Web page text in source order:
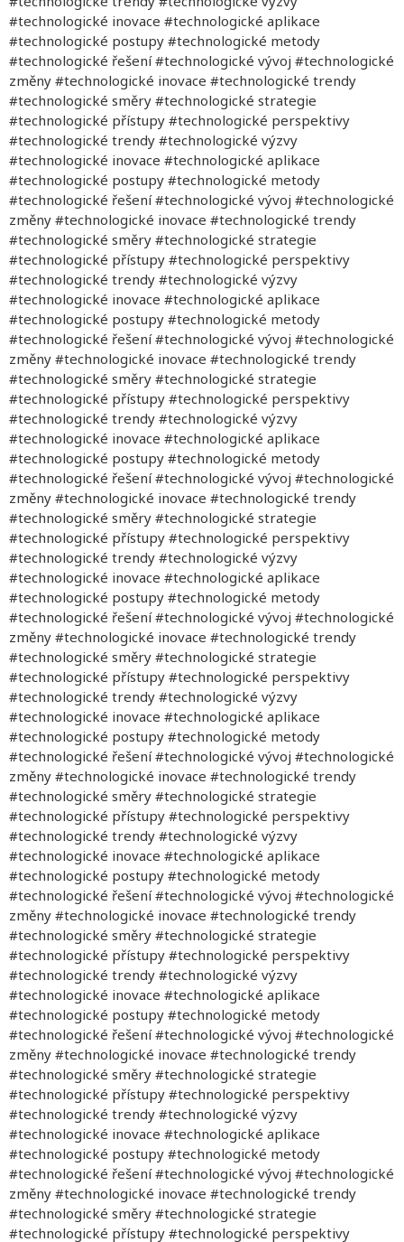
#technologické inovace #technologické aplikace
#technologické postupy #technologické metody
#technologické řešení #technologické vývoj #technologické
změny #technologické inovace #technologické trendy
#technologické směry #technologické strategie
#technologické přístupy #technologické perspektivy
#technologické trendy #technologické výzvy
#technologické inovace #technologické aplikace
#technologické postupy #technologické metody
#technologické řešení #technologické vývoj #technologické
změny #technologické inovace #technologické trendy
#technologické směry #technologické strategie
#technologické přístupy #technologické perspektivy
#technologické trendy #technologické výzvy
#technologické inovace #technologické aplikace
#technologické postupy #technologické metody
#technologické řešení #technologické vývoj #technologické
změny #technologické inovace #technologické trendy
#technologické směry #technologické strategie
#technologické přístupy #technologické perspektivy
#technologické trendy #technologické výzvy
#technologické inovace #technologické aplikace
#technologické postupy #technologické metody
#technologické řešení #technologické vývoj #technologické
změny #technologické inovace #technologické trendy
#technologické směry #technologické strategie
#technologické přístupy #technologické perspektivy
#technologické trendy #technologické výzvy
#technologické inovace #technologické aplikace
#technologické postupy #technologické metody
#technologické řešení #technologické vývoj #technologické
změny #technologické inovace #technologické trendy
#technologické směry #technologické strategie
#technologické přístupy #technologické perspektivy
#technologické trendy #technologické výzvy
#technologické inovace #technologické aplikace
#technologické postupy #technologické metody
#technologické řešení #technologické vývoj #technologické
změny #technologické inovace #technologické trendy
#technologické směry #technologické strategie
#technologické přístupy #technologické perspektivy
#technologické trendy #technologické výzvy
#technologické inovace #technologické aplikace
#technologické postupy #technologické metody
#technologické řešení #technologické vývoj #technologické
změny #technologické inovace #technologické trendy
#technologické směry #technologické strategie
#technologické přístupy #technologické perspektivy
#technologické trendy #technologické výzvy
#technologické inovace #technologické aplikace
#technologické postupy #technologické metody
#technologické řešení #technologické vývoj #technologické
změny #technologické inovace #technologické trendy
#technologické směry #technologické strategie
#technologické přístupy #technologické perspektivy
#technologické trendy #technologické výzvy
#technologické inovace #technologické aplikace
#technologické postupy #technologické metody
#technologické řešení #technologické vývoj #technologické
změny #technologické inovace #technologické trendy
#technologické směry #technologické strategie
#technologické přístupy #technologické perspektivy